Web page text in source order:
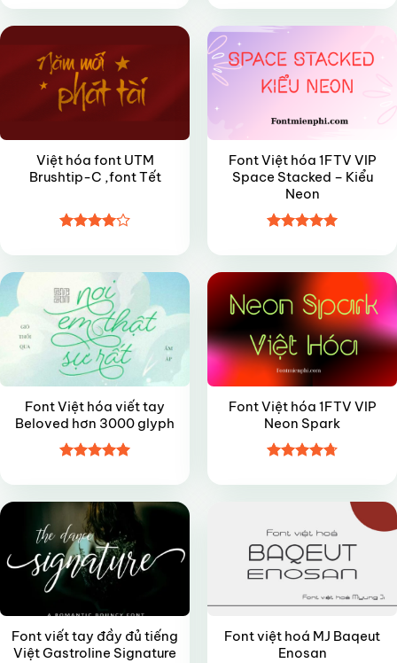
hạng4.85
sao
hạng4.45
5 sao
Việt hóa font UTM
Brushtip-C ,font Tết
xếp hạng
Font Việt hóa 1FTV VIP
Space Stacked – Kiểu
Neon
hạng55
sao
Font Việt hóa viết tay
Beloved hơn 3000 glyph
hạng55
sao
Font Việt hóa 1FTV VIP
Neon Spark
hạng4.75
Font viết tay đầy đủ tiếng
Việt Gastroline Signature
Font việt hoá MJ Baqeut
Enosan